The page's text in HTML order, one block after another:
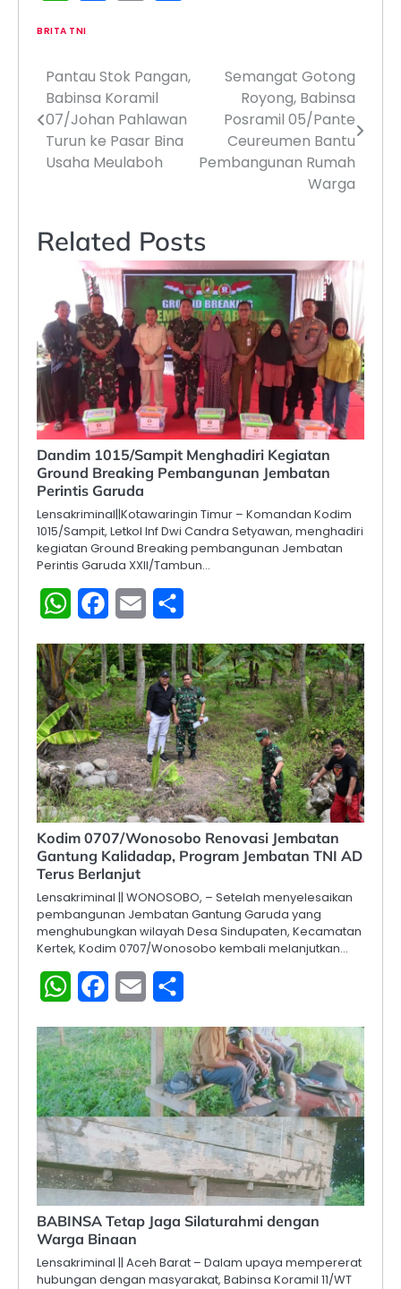
BRITA TNI
Navigasi
pos
Pantau Stok Pangan,
Babinsa Koramil
07/Johan Pahlawan
Turun ke Pasar Bina
Usaha Meulaboh
Semangat Gotong
Royong, Babinsa
Posramil 05/Pante
Ceureumen Bantu
Pembangunan Rumah
Warga
Related Posts
Dandim 1015/Sampit Menghadiri Kegiatan
Ground Breaking Pembangunan Jembatan
Perintis Garuda
Lensakriminal||Kotawaringin Timur – Komandan Kodim
1015/Sampit, Letkol Inf Dwi Candra Setyawan, menghadiri
kegiatan Ground Breaking pembangunan Jembatan
Perintis Garuda XXII/Tambun…
WhatsAppFacebook
Email
Kodim 0707/Wonosobo Renovasi Jembatan
Gantung Kalidadap, Program Jembatan TNI AD
Terus Berlanjut
Lensakriminal || WONOSOBO, – Setelah menyelesaikan
pembangunan Jembatan Gantung Garuda yang
menghubungkan wilayah Desa Sindupaten, Kecamatan
Kertek, Kodim 0707/Wonosobo kembali melanjutkan…
WhatsAppFacebook
Email
BABINSA Tetap Jaga Silaturahmi dengan
Warga Binaan
Lensakriminal || Aceh Barat – Dalam upaya mempererat
hubungan dengan masyarakat, Babinsa Koramil 11/WT